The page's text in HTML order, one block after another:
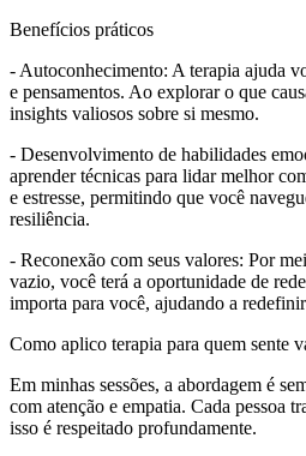
Benefícios práticos
- Autoconhecimento: A terapia ajuda
e pensamentos. Ao explorar o que
insights valiosos sobre si mesmo.
- Desenvolvimento de habilidades
aprender técnicas para lidar melhor
e estresse, permitindo que você
resiliência.
- Reconexão com seus valores: Por
vazio, você terá a oportunidade de
importa para você, ajudando a redefinir
Como aplico terapia para quem sente
Em minhas sessões, a abordagem é
com atenção e empatia. Cada pessoa
isso é respeitado profundamente.